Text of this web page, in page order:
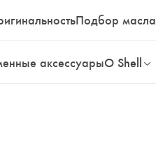
Подбор масла
аксессуарыО Shell